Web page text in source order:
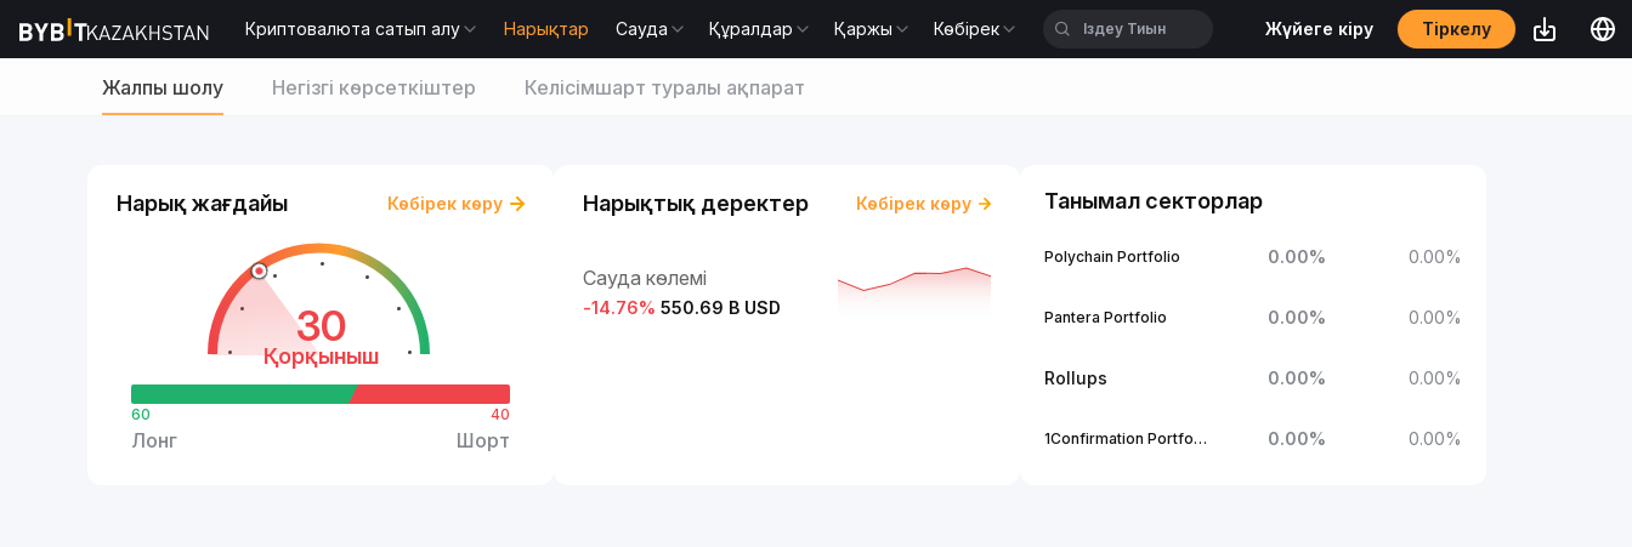
Криптовалюта сатып алу Нарықтар Сауда Құралдар Қаржы Көбірек Жүйеге кіру Тіркелу
Жалпы шолу Негізгі көрсеткіштер Келісімшарт туралы ақпарат
Нарық жағдайы Көбірек көру
30
Қорқыныш
60
Лонг
40
Шорт
Нарықтық деректер Көбірек көру
Сауда көлемі
-14.76% 550.69 B USD
Танымал секторлар
Polychain Portfolio 0.00% 0.00%
Pantera Portfolio 0.00% 0.00%
Rollups 0.00% 0.00%
1Confirmation Portfolio 0.00% 0.00%